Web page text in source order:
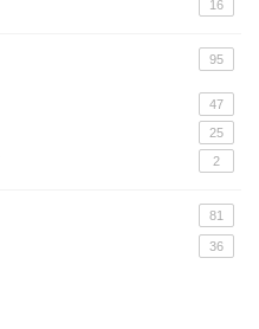
16
95
47
25
2
81
36